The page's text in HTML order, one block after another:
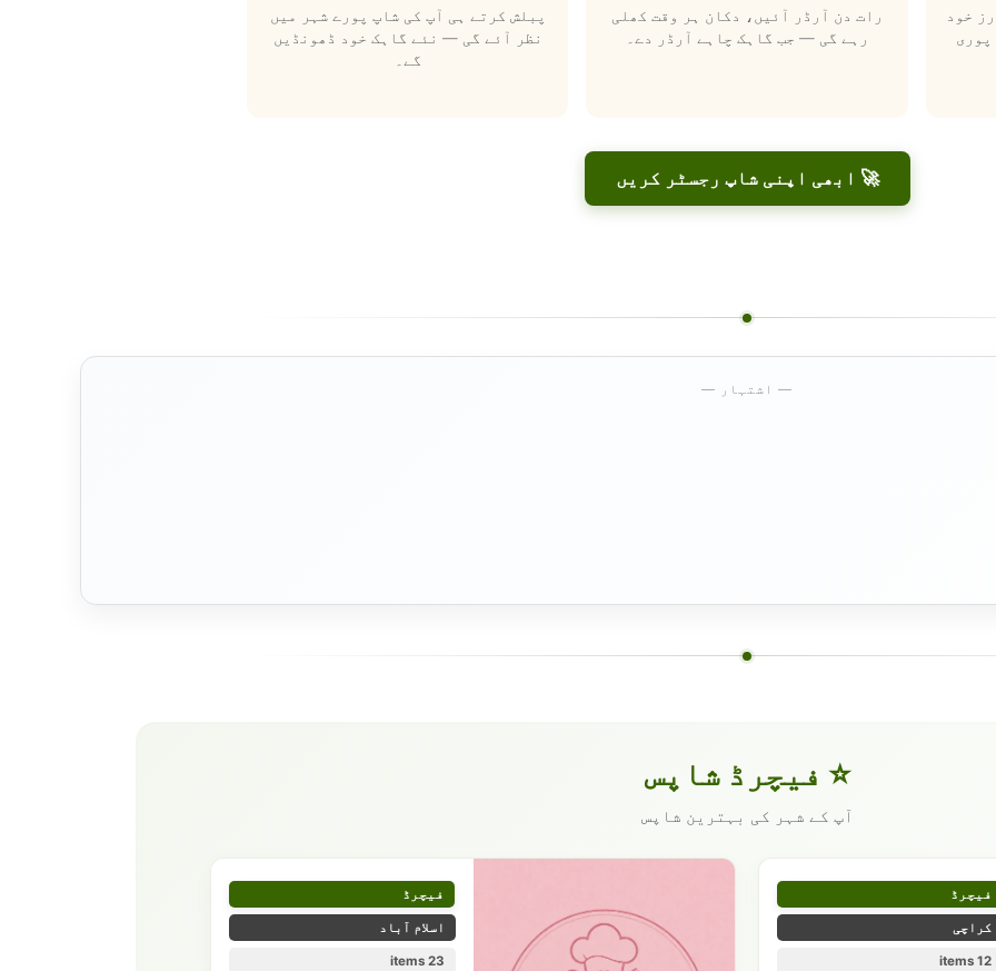
خود
رات دن آرڈر آئیں، دکان ہر وقت کھلی
رہے گی — جب گاہک چاہے آرڈر دے۔
پبلش کرتے ہی آپ کی شاپ پورے شہر میں
نظر آئے گی — نئے گاہک خود ڈھونڈیں
گے۔
🚀 ابھی اپنی شاپ رجسٹر کریں
— اشتہار —
⭐ فیچرڈ شاپس
آپ کے شہر کی بہترین شاپس
فیچرڈ
کراچی
12 items
فیچرڈ
اسلام آباد
23 items